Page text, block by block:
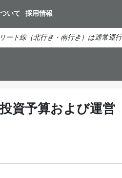
イ
ン
コ
に
移
いて 採用情報
ト線（北行き・南行き）は通常運行
資予算および運営